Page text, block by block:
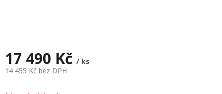
17 490 Kč / ks
14 455 Kč bez DPH